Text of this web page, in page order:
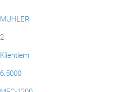
MUHLER
2
Klientiem
6.5000